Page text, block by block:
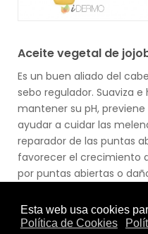
Aceite vegetal de
Es un buen aliado del
sebo regulador. Suaviza
mantener su pH,
ayudar a cuidar las
reparador de las puntas
favorecer el crecimiento
por puntas abiertas o